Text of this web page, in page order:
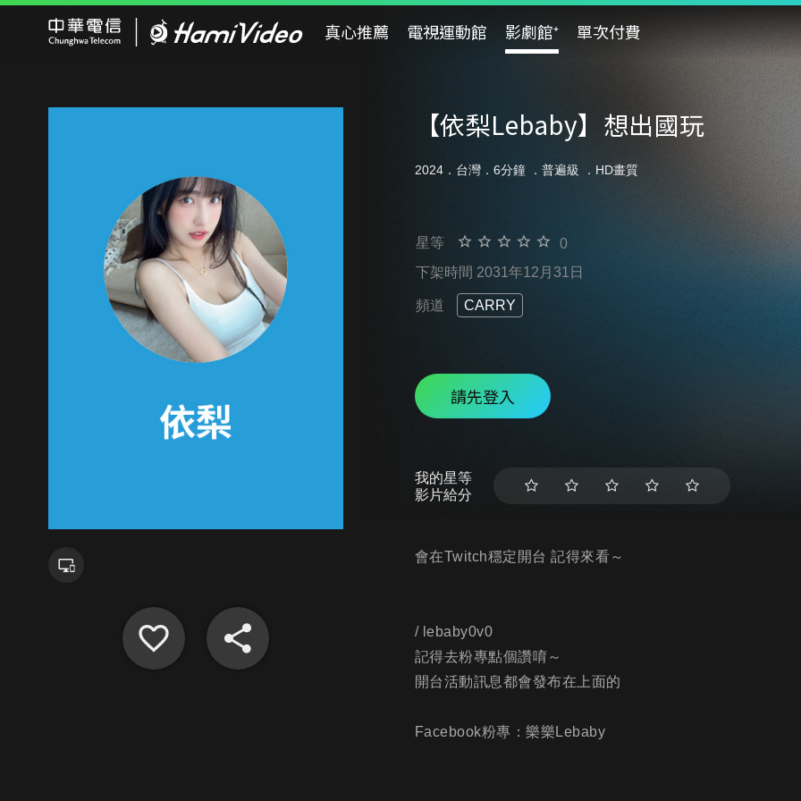
真心推薦 電視運動館 影劇館⁺ 單次付費
【依梨Lebaby】想出國玩
2024．台灣．6分鐘 ． 普遍級 ．HD畫質
星等
0
下架時間 2031年12月31日
頻道 CARRY
請先登入
我的星等
影片給分
會在Twitch穩定開台 記得來看～
/ lebaby0v0
記得去粉專點個讚唷～
開台活動訊息都會發布在上面的
Facebook粉專：樂樂Lebaby